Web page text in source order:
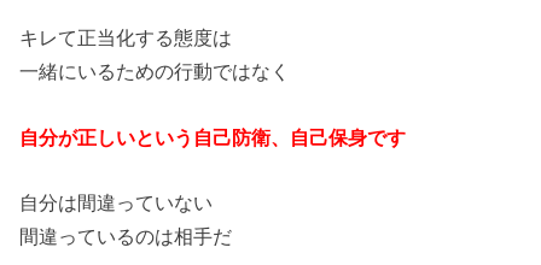
キレて正当化する態度は
一緒にいるための行動ではなく
自分が正しいという自己防衛、自己保身です
自分は間違っていない
間違っているのは相手だ